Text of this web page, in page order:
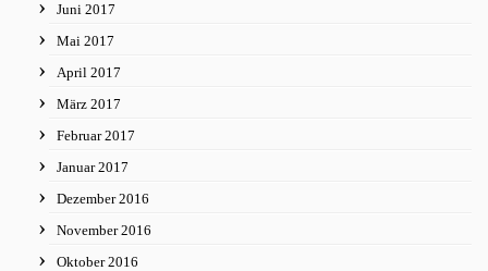
Juni 2017
Mai 2017
April 2017
März 2017
Februar 2017
Januar 2017
Dezember 2016
November 2016
Oktober 2016